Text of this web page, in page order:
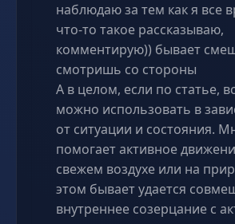
наблюдаю за тем как я все
что-то такое рассказываю,
комментирую)) бывает
смотришь со стороны
А в целом, если по статье,
можно использовать в
от ситуации и состояния.
помогает активное
свежем воздухе или на
этом бывает удается
внутреннее созерцание с